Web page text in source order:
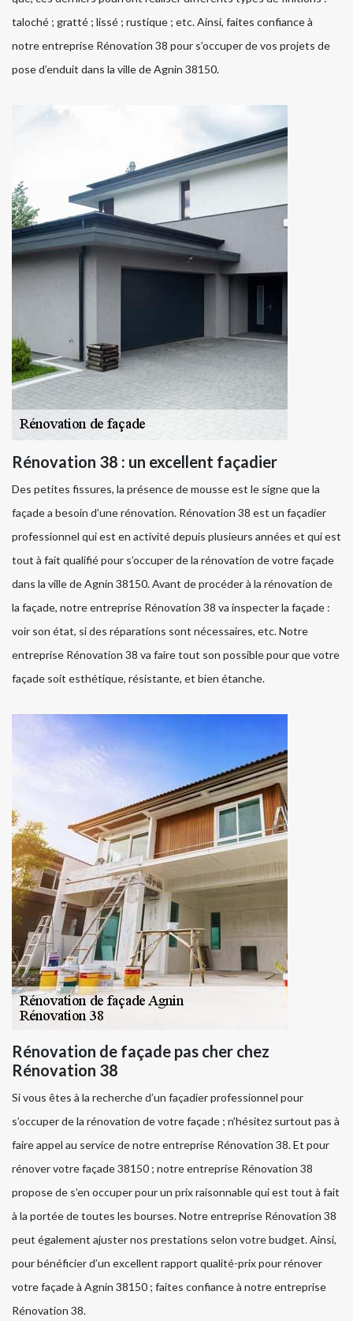
taloché ; gratté ; lissé ; rustique ; etc. Ainsi, faites confiance à
notre entreprise Rénovation 38 pour s’occuper de vos projets de
pose d’enduit dans la ville de Agnin 38150.
Rénovation 38 : un excellent façadier
Des petites fissures, la présence de mousse est le signe que la
façade a besoin d’une rénovation. Rénovation 38 est un façadier
professionnel qui est en activité depuis plusieurs années et qui est
tout à fait qualifié pour s’occuper de la rénovation de votre façade
dans la ville de Agnin 38150. Avant de procéder à la rénovation de
la façade, notre entreprise Rénovation 38 va inspecter la façade :
voir son état, si des réparations sont nécessaires, etc. Notre
entreprise Rénovation 38 va faire tout son possible pour que votre
façade soit esthétique, résistante, et bien étanche.
Rénovation de façade pas cher chez
Rénovation 38
Si vous êtes à la recherche d’un façadier professionnel pour
s’occuper de la rénovation de votre façade ; n’hésitez surtout pas à
faire appel au service de notre entreprise Rénovation 38. Et pour
rénover votre façade 38150 ; notre entreprise Rénovation 38
propose de s’en occuper pour un prix raisonnable qui est tout à fait
à la portée de toutes les bourses. Notre entreprise Rénovation 38
peut également ajuster nos prestations selon votre budget. Ainsi,
pour bénéficier d’un excellent rapport qualité-prix pour rénover
votre façade à Agnin 38150 ; faites confiance à notre entreprise
Rénovation 38.